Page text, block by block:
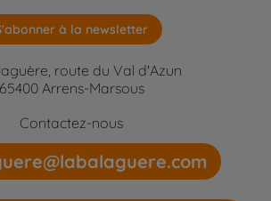
à la newsletter
route du Val d'Azun
65400 Arrens-Marsous
Contactez-nous